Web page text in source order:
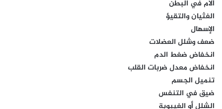
آلام في البطن
الغثيان والتقيؤ
الإسهال
ضعف وشلل العضلات
انخفاض ضغط الدم
انخفاض معدل ضربات القلب
تنميل الجسم
ضيق في التنفس
الشلل أو الغيبوبة